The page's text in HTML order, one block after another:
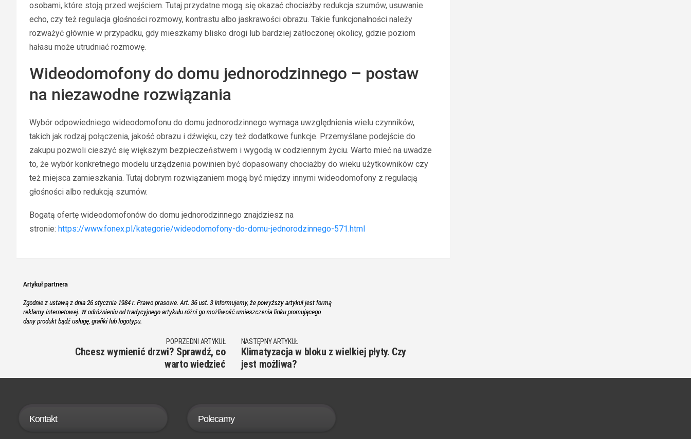
osobami, które stoją przed wejściem. Tutaj przydatne mogą się okazać chociażby redukcja szumów, usuwanie
echo, czy też regulacja głośności rozmowy, kontrastu albo jaskrawości obrazu. Takie funkcjonalności należy
rozważyć głównie w przypadku, gdy mieszkamy blisko drogi lub bardziej zatłoczonej okolicy, gdzie poziom
hałasu może utrudniać rozmowę.
Wideodomofony do domu jednorodzinnego – postaw
na niezawodne rozwiązania
Wybór odpowiedniego wideodomofonu do domu jednorodzinnego wymaga uwzględnienia wielu czynników,
takich jak rodzaj połączenia, jakość obrazu i dźwięku, czy też dodatkowe funkcje. Przemyślane podejście do
zakupu pozwoli cieszyć się większym bezpieczeństwem i wygodą w codziennym życiu. Warto mieć na uwadze
to, że wybór konkretnego modelu urządzenia powinien być dopasowany chociażby do wieku użytkowników czy
też miejsca zamieszkania. Tutaj dobrym rozwiązaniem mogą być między innymi wideodomofony z regulacją
głośności albo redukcją szumów.
Bogatą ofertę wideodomofonów do domu jednorodzinnego znajdziesz na
stronie: https://www.fonex.pl/kategorie/wideodomofony-do-domu-jednorodzinnego-571.html
POPRZEDNI ARTYKUŁ
Chcesz wymienić drzwi? Sprawdź, co
warto wiedzieć
NASTĘPNY ARTYKUŁ
Klimatyzacja w bloku z wielkiej płyty. Czy
jest możliwa?
Kontakt Polecamy